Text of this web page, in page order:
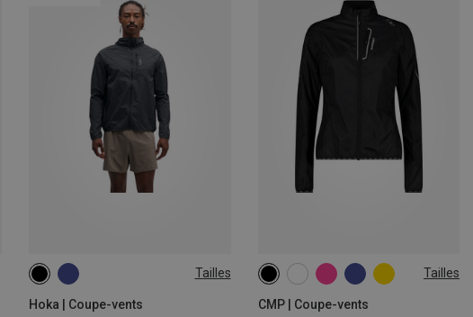
Tailles
Hoka | Coupe-vents
S M Tailles
CMP | Coupe-vents